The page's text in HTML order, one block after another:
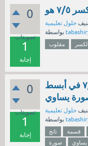
0
تصويتات
1
إجابة
٥ هو
حلول تعليمية
مقلوب الكسر
0
تصويتات
1
إجابة
ناتج قسمة ٧/١ ÷ ٧/٣ في أبسط
يساوي
حلول تعليمية
ناتج قسمة
صورة
يساوي